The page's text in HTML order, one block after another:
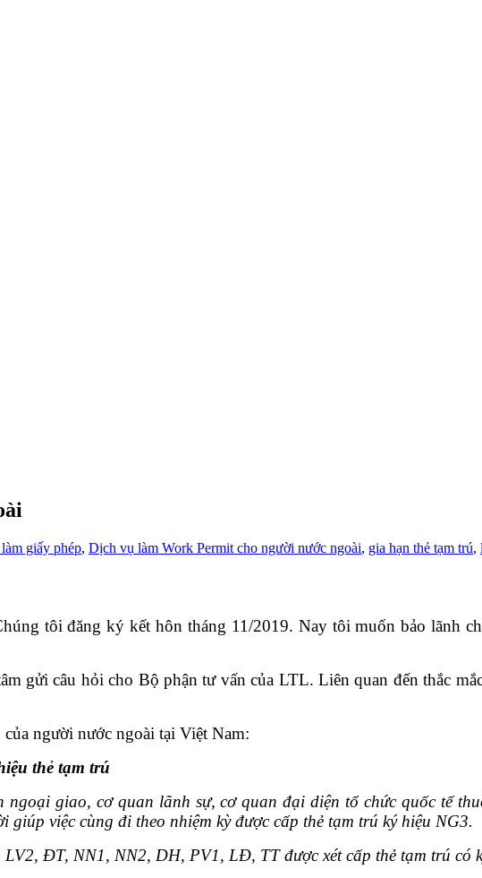
giấy phép, Dịch vụ làm Work Permit cho người nước ngoài, gia hạn thẻ tạm trú,
tôi đăng ký kết hôn tháng 11/2019. Nay tôi muốn bảo lãnh
gửi câu hỏi cho Bộ phận tư vấn của LTL. Liên quan đến thắc
người nước ngoài tại Việt Nam:
thẻ tạm trú
ngoại giao, cơ quan lãnh sự, cơ quan đại diện tổ chức quốc tế
giúp việc cùng đi theo nhiệm kỳ được cấp thẻ tạm trú ký hiệu NG3.
ĐT, NN1, NN2, DH, PV1, LĐ, TT được xét cấp thẻ tạm trú có